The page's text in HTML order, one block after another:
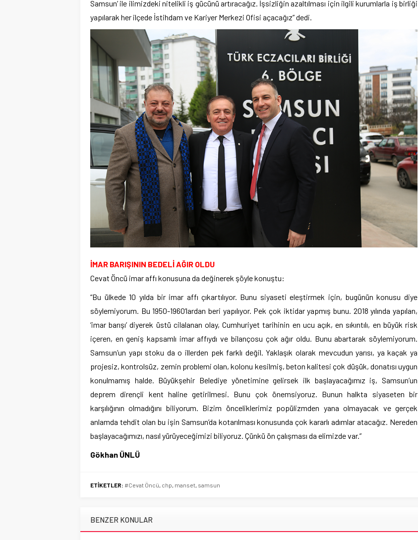
Samsun’ ile ilimizdeki nitelikli iş gücünü artıracağız. İşsizliğin azaltılması için ilgili kurumlarla iş birliği
yapılarak her ilçede İstihdam ve Kariyer Merkezi Ofisi açacağız” dedi.
İMAR BARIŞININ BEDELİ AĞIR OLDU
Cevat Öncü imar affı konusuna da değinerek şöyle konuştu:
“Bu ülkede 10 yılda bir imar affı çıkartılıyor. Bunu siyaseti eleştirmek için, bugünün konusu diye
söylemiyorum. Bu 1950-1960’lardan beri yapılıyor. Pek çok iktidar yapmış bunu. 2018 yılında yapılan,
‘imar barışı’ diyerek üstü cilalanan olay, Cumhuriyet tarihinin en ucu açık, en sıkıntılı, en büyük risk
içeren, en geniş kapsamlı imar affıydı ve bilançosu çok ağır oldu. Bunu abartarak söylemiyorum.
Samsun’un yapı stoku da o illerden pek farklı değil. Yaklaşık olarak mevcudun yarısı, ya kaçak ya
projesiz, kontrolsüz, zemin problemi olan, kolonu kesilmiş, beton kalitesi çok düşük, donatısı uygun
konulmamış halde. Büyükşehir Belediye yönetimine gelirsek ilk başlayacağımız iş, Samsun’un
deprem dirençli kent haline getirilmesi. Bunu çok önemsiyoruz. Bunun halkta siyaseten bir
karşılığının olmadığını biliyorum. Bizim önceliklerimiz popülizmden yana olmayacak ve gerçek
anlamda tehdit olan bu işin Samsun’da kotarılması konusunda çok kararlı adımlar atacağız. Nereden
başlayacağımızı, nasıl yürüyeceğimizi biliyoruz. Çünkü ön çalışması da elimizde var.”
Gökhan ÜNLÜ
ETİKETLER: #Cevat Öncü, chp, manset, samsun
BENZER KONULAR